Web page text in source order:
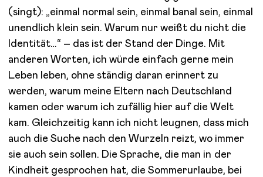
(singt): „einmal normal sein, einmal banal sein, einmal
unendlich klein sein. Warum nur weißt du nicht die
Identität…“ – das ist der Stand der Dinge. Mit
anderen Worten, ich würde einfach gerne mein
Leben leben, ohne ständig daran erinnert zu
werden, warum meine Eltern nach Deutschland
kamen oder warum ich zufällig hier auf die Welt
kam. Gleichzeitig kann ich nicht leugnen, dass mich
auch die Suche nach den Wurzeln reizt, wo immer
sie auch sein sollen. Die Sprache, die man in der
Kindheit gesprochen hat, die Sommerurlaube, bei